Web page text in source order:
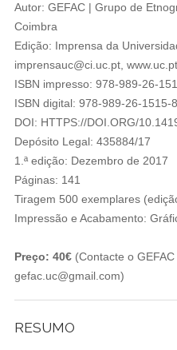
Autor: GEFAC | Grupo de
Coimbra
Edição: Imprensa da
imprensauc@ci.uc.pt,
ISBN impresso: 978-989-26-
ISBN digital: 978-989-26-1515-8
DOI: HTTPS://DOI.ORG/
Depósito Legal: 435884/17
1.ª edição: Dezembro de 2017
Páginas: 141
Tiragem 500 exemplares
Impressão e Acabamento:
Preço: 40€(Contacte o
gefac.uc@gmail.com)
RESUMO